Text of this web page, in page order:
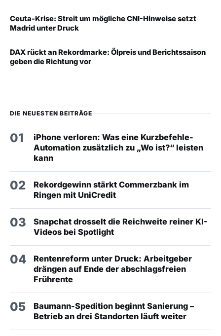
Ceuta-Krise: Streit um mögliche CNI-Hinweise setzt
Madrid unter Druck
DAX rückt an Rekordmarke: Ölpreis und Berichtssaison
geben die Richtung vor
DIE NEUESTEN BEITRÄGE
01
iPhone verloren: Was eine Kurzbefehle-
Automation zusätzlich zu „Wo ist?“ leisten
kann
02
Rekordgewinn stärkt Commerzbank im
Ringen mit UniCredit
03
Snapchat drosselt die Reichweite reiner KI-
Videos bei Spotlight
04
Rentenreform unter Druck: Arbeitgeber
drängen auf Ende der abschlagsfreien
Frührente
05
Baumann-Spedition beginnt Sanierung –
Betrieb an drei Standorten läuft weiter